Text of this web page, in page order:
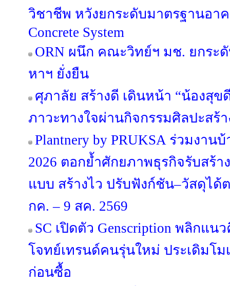
วิชาชีพ หวังยกระดับมาตรฐานอาค
Concrete System
ORN ผนึก คณะวิทย์ฯ มช. ยกระ
หาฯ ยั่งยืน
ศุภาลัย สร้างดี เดินหน้า “น้องสุข
ภาวะทางใจผ่านกิจกรรมศิลปะสร้
Plantnery by PRUKSA ร่วมงาน
2026 ตอกย้ำศักยภาพธุรกิจรับสร้
แบบ สร้างไว ปรับฟังก์ชัน–วัสดุได้
กค. – 9 สค. 2569
SC เปิดตัว Genscription พลิกแ
โจทย์เทรนด์คนรุ่นใหม่ ประเดิมโมเ
ก่อนซื้อ